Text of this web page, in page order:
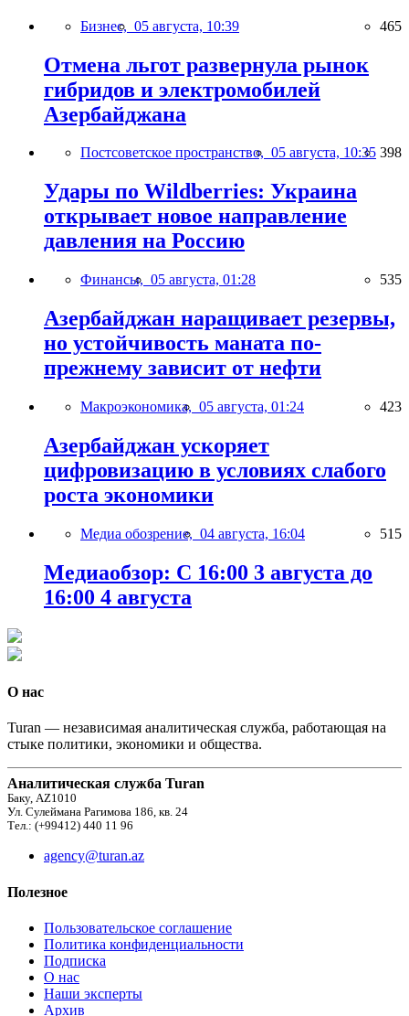
Бизнес, 05 августа, 10:39 465
Отмена льгот развернула рынок
гибридов и электромобилей
Азербайджана
Постсоветское пространство, 05 августа, 10:35 398
Удары по Wildberries: Украина
открывает новое направление
давления на Россию
Финансы, 05 августа, 01:28 535
Азербайджан наращивает резервы,
но устойчивость маната по-
прежнему зависит от нефти
Макроэкономика, 05 августа, 01:24 423
Азербайджан ускоряет
цифровизацию в условиях слабого
роста экономики
Медиа обозрение, 04 августа, 16:04 515
Медиаобзор: С 16:00 3 августа до
16:00 4 августа
О нас
Turan — независимая аналитическая служба, работающая на
стыке политики, экономики и общества.
Аналитическая служба Turan
Баку, AZ1010
Ул. Сулеймана Рагимова 186, кв. 24
Тел.: (+99412) 440 11 96
agency@turan.az
Полезное
Пользовательское соглашение
Политика конфиденциальности
Подписка
О нас
Наши эксперты
Архив